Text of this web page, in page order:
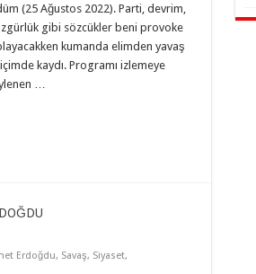
(25 Ağustos 2022). Parti, devrim,
gibi sözcükler beni provoke
kumanda elimden yavaş
kaydı. Programı izlemeye
…
Erdoğdu, Savaş, Siyaset,